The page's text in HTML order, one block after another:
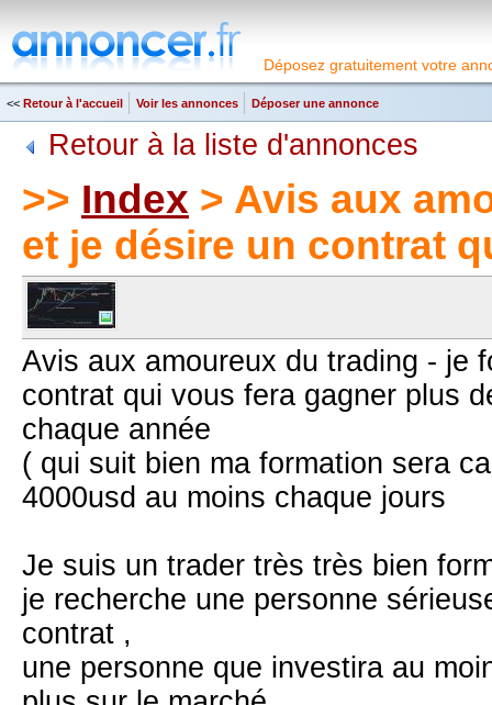
Déposez gratuitement votre
<< Retour à l'accueil Voir les annonces Déposer une annonce
Retour à la liste d'annonces
>> Index > Avis aux
et je désire un contrat
Avis aux amoureux du trading - je
contrat qui vous fera gagner plus
chaque année
( qui suit bien ma formation sera
4000usd au moins chaque jours
Je suis un trader très très bien
je recherche une personne
contrat ,
une personne que investira au